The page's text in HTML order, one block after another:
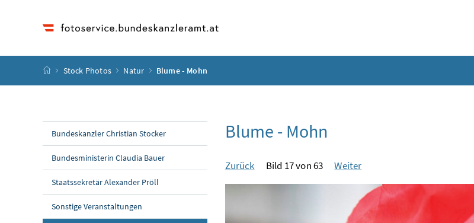
Startseite
Stock Photos Natur Blume - Mohn
Bundeskanzler Christian Stocker
Bundesministerin Claudia Bauer
Staatssekretär Alexander Pröll
Sonstige Veranstaltungen
Blume - Mohn
Zurück Bild 17 von 63 Weiter